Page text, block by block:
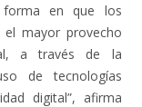
en que los
el mayor provecho
a través de la
de tecnologías
digital”, afirma